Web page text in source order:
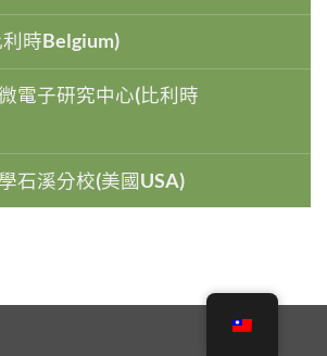
時Belgium)
電子研究中心(比利時
石溪分校(美國USA)